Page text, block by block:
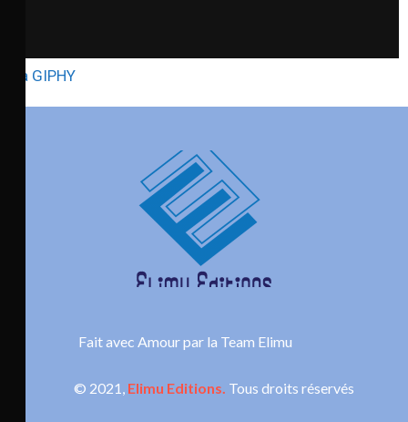
via GIPHY
Fait avec Amour par la Team Elimu
© 2021, Elimu Editions. Tous droits réservés